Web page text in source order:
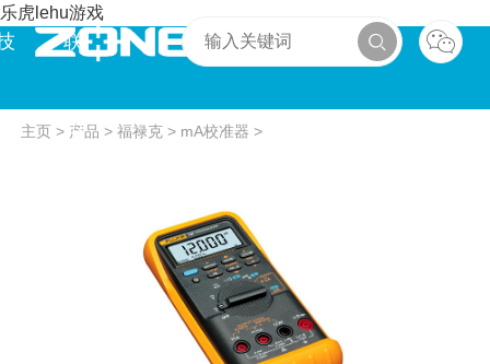
乐虎lehu游戏
联
系
主页 > 产品 > 福禄克 > mA校准器 >